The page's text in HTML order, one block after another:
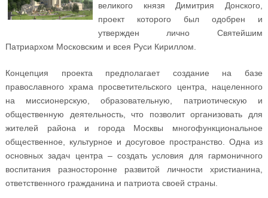
великого князя Димитрия Донского,
проект которого был одобрен и
утвержден лично Святейшим
Патриархом Московским и всея Руси Кириллом.
Концепция проекта предполагает создание на базе
православного храма просветительского центра, нацеленного
на миссионерскую, образовательную, патриотическую и
общественную деятельность, что позволит организовать для
жителей района и города Москвы многофункциональное
общественное, культурное и досуговое пространство. Одна из
основных задач центра – создать условия для гармоничного
воспитания разносторонне развитой личности христианина,
ответственного гражданина и патриота своей страны.